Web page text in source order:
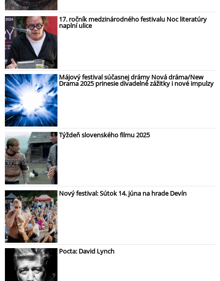
17. ročník medzinárodného festivalu Noc literatúry
naplní ulice
Májový festival súčasnej drámy Nová dráma/New
Drama 2025 prinesie divadelné zážitky i nové impulzy
Týždeň slovenského filmu 2025
Nový festival: Sútok 14. júna na hrade Devín
Pocta: David Lynch